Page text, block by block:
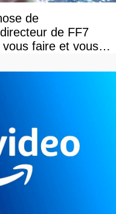
de
de FF7
faire et vous